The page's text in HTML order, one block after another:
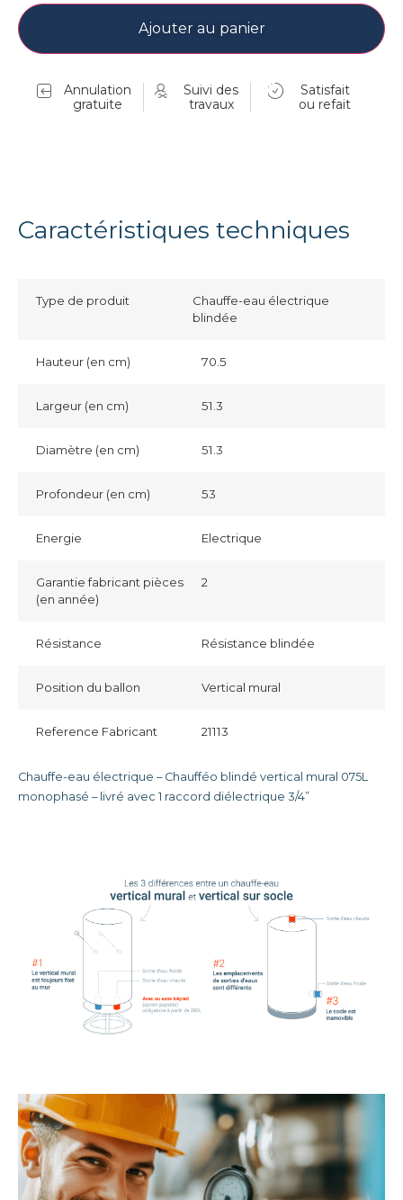
Ajouter au panier
Annulation
gratuite
Suivi des
travaux
Satisfait
ou refait
Caractéristiques techniques
Type de produit
Chauffe-eau électrique
blindée
Hauteur (en cm) 70.5
Largeur (en cm) 51.3
Diamètre (en cm) 51.3
Profondeur (en cm) 53
Energie Electrique
Garantie fabricant pièces
(en année)
2
Résistance Résistance blindée
Position du ballon Vertical mural
Reference Fabricant 21113
Chauffe-eau électrique – Chaufféo blindé vertical mural 075L
monophasé – livré avec 1 raccord diélectrique 3/4”